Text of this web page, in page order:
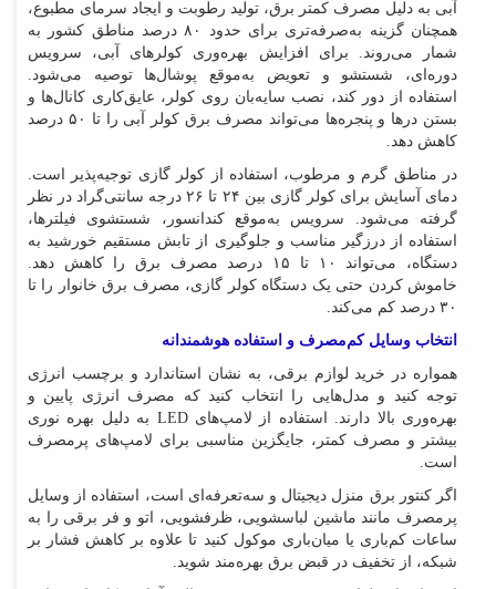
آبی به دلیل مصرف کمتر برق، تولید رطوبت و ایجاد سرمای مطبوع،
همچنان گزینه به‌صرفه‌تری برای حدود ۸۰ درصد مناطق کشور به
شمار می‌روند. برای افزایش بهره‌وری کولر‌های آبی، سرویس
دوره‌ای، شستشو و تعویض به‌موقع پوشال‌ها توصیه می‌شود.
استفاده از دور کند، نصب سایه‌بان روی کولر، عایق‌کاری کانال‌ها و
بستن در‌ها و پنجره‌ها می‌تواند مصرف برق کولر آبی را تا ۵۰ درصد
کاهش دهد.
در مناطق گرم و مرطوب، استفاده از کولر گازی توجیه‌پذیر است.
دمای آسایش برای کولر گازی بین ۲۴ تا ۲۶ درجه سانتی‌گراد در نظر
گرفته می‌شود. سرویس به‌موقع کندانسور، شستشوی فیلترها،
استفاده از درزگیر مناسب و جلوگیری از تابش مستقیم خورشید به
دستگاه، می‌تواند ۱۰ تا ۱۵ درصد مصرف برق را کاهش دهد.
خاموش کردن حتی یک دستگاه کولر گازی، مصرف برق خانوار را تا
۳۰ درصد کم می‌کند.
انتخاب وسایل کم‌مصرف و استفاده هوشمندانه
همواره در خرید لوازم برقی، به نشان استاندارد و برچسب انرژی
توجه کنید و مدل‌هایی را انتخاب کنید که مصرف انرژی پایین و
بهره‌وری بالا دارند. استفاده از لامپ‌های LED به دلیل بهره نوری
بیشتر و مصرف کمتر، جایگزین مناسبی برای لامپ‌های پرمصرف
است.
اگر کنتور برق منزل دیجیتال و سه‌تعرفه‌ای است، استفاده از وسایل
پرمصرف مانند ماشین لباسشویی، ظرفشویی، اتو و فر برقی را به
ساعات کم‌باری یا میان‌باری موکول کنید تا علاوه بر کاهش فشار بر
شبکه، از تخفیف در قبض برق بهره‌مند شوید.